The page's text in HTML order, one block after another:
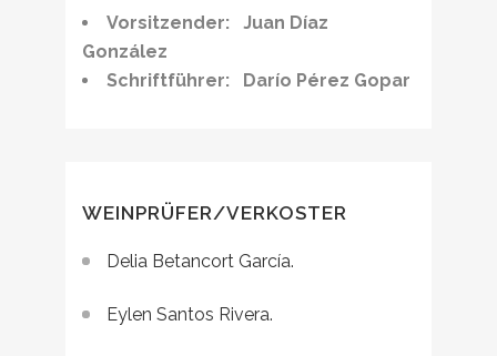
Vorsitzender: Juan Díaz
González
Schriftführer: Darío Pérez Gopar
WEINPRÜFER/VERKOSTER
Delia Betancort García.
Eylen Santos Rivera.